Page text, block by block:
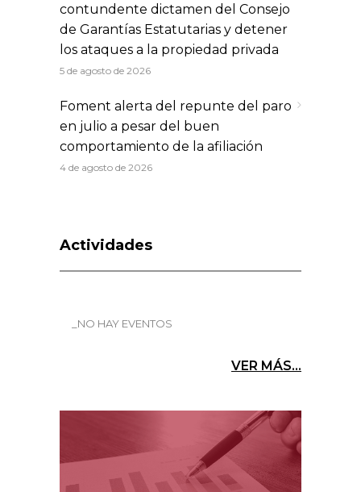
contundente dictamen del Consejo
de Garantías Estatutarias y detener
los ataques a la propiedad privada
5 de agosto de 2026
Foment alerta del repunte del paro
en julio a pesar del buen
comportamiento de la afiliación
4 de agosto de 2026
Actividades
_NO HAY EVENTOS
VER MÁS...